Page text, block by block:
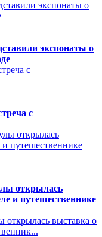
экспонаты о
с
открылась
и путешественнике
выставка о